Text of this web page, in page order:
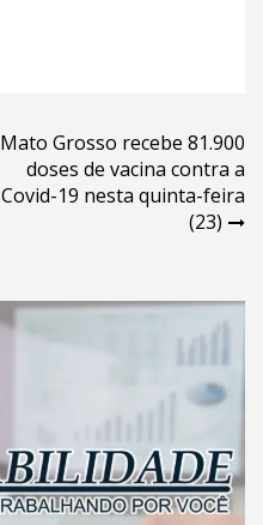
Mato Grosso recebe 81.900
doses de vacina contra a
Covid-19 nesta quinta-feira
(23)